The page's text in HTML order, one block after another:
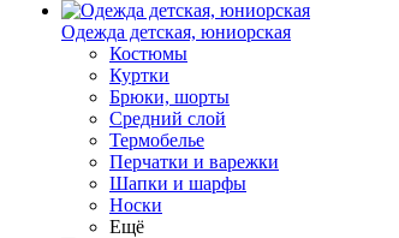
Одежда детская, юниорская
Костюмы
Куртки
Брюки, шорты
Средний слой
Термобелье
Перчатки и варежки
Шапки и шарфы
Носки
Ещё